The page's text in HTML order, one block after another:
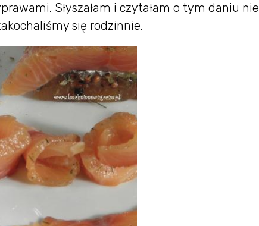
Słyszałam i czytałam o tym daniu nie
się rodzinnie.